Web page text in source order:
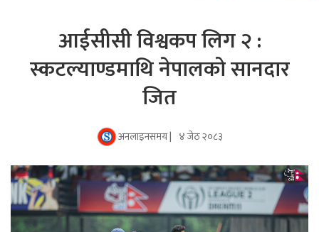
आईसीसी विश्वकप लिग २ :
स्कटल्याण्डमाथि नेपालको सानदार
जित
अनलाइनसमय | ४ जेठ २०८३